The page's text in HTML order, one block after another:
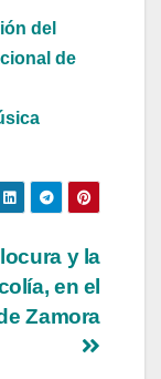
del
de
y la
en el
Zamora